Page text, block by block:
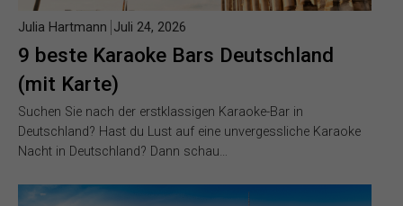
9 beste Karaoke Bars Deutschland
(mit Karte)
Julia Hartmann Juli 24, 2026
Suchen Sie nach der erstklassigen Karaoke-Bar in
Deutschland? Hast du Lust auf eine unvergessliche Karaoke
Nacht in Deutschland? Dann schau…